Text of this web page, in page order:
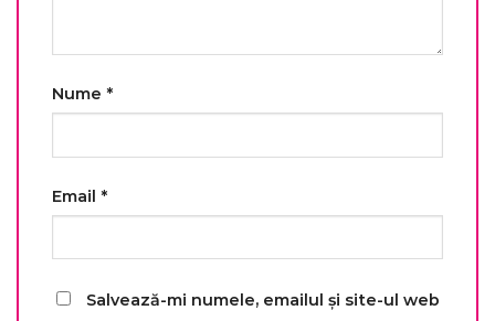
Nume *
Email *
Salvează-mi numele, emailul și site-ul web